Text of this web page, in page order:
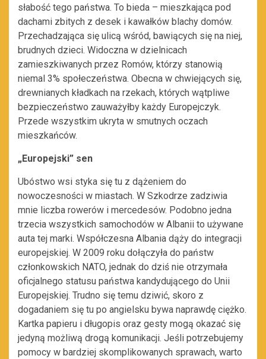
słabość tego państwa. To bieda – mieszkająca pod
dachami zbitych z desek i kawałków blachy domów.
Przechadzająca się ulicą wśród, bawiących się na niej,
brudnych dzieci. Widoczna w dzielnicach
zamieszkiwanych przez Romów, którzy stanowią
niemal 3% społeczeństwa. Obecna w chwiejących się,
drewnianych kładkach na rzekach, których wątpliwe
bezpieczeństwo zauważyłby każdy Europejczyk.
Przede wszystkim ukryta w smutnych oczach
mieszkańców.
„Europejski” sen
Ubóstwo wsi styka się tu z dążeniem do
nowoczesności w miastach. W Szkodrze zadziwia
mnie liczba rowerów i mercedesów. Podobno jedna
trzecia wszystkich samochodów w Albanii to używane
auta tej marki. Współczesna Albania dąży do integracji
europejskiej. W 2009 roku dołączyła do państw
członkowskich NATO, jednak do dziś nie otrzymała
oficjalnego statusu państwa kandydującego do Unii
Europejskiej. Trudno się temu dziwić, skoro z
dogadaniem się tu po angielsku bywa naprawdę ciężko.
Kartka papieru i długopis oraz gesty mogą okazać się
jedyną możliwą drogą komunikacji. Jeśli potrzebujemy
pomocy w bardziej skomplikowanych sprawach, warto